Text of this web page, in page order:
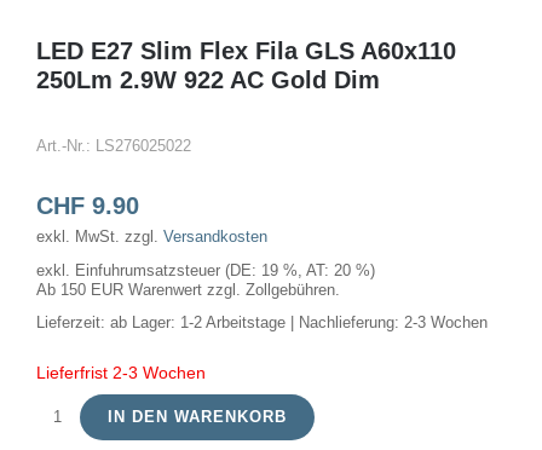
LED E27 Slim Flex Fila GLS A60x110
250Lm 2.9W 922 AC Gold Dim
Art.-Nr.: LS276025022
CHF9.90
exkl. MwSt. zzgl. Versandkosten
exkl. Einfuhrumsatzsteuer (DE: 19 %, AT: 20 %)
Ab 150 EUR Warenwert zzgl. Zollgebühren.
Lieferzeit: ab Lager: 1-2 Arbeitstage | Nachlieferung: 2-3 Wochen
Lieferfrist 2-3 Wochen
LED
IN DEN WARENKORB